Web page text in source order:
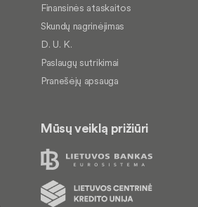
Finansinės ataskaitos
Skundų nagrinėjimas
D. U. K.
Paslaugų sutrikimai
Pranešėjų apsauga
Mūsų veiklą prižiūri